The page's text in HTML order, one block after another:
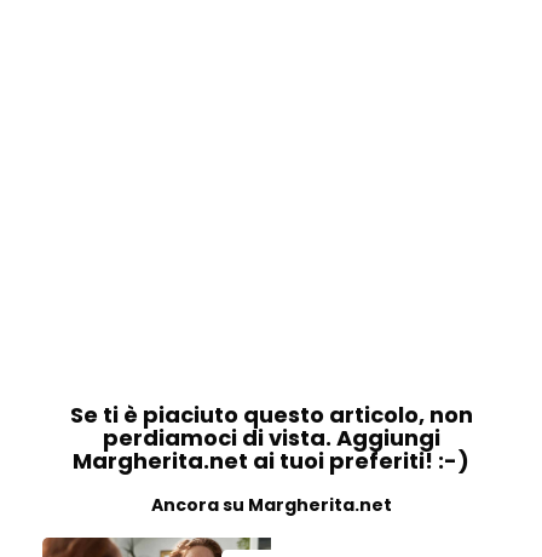
Se ti è piaciuto questo articolo, non
perdiamoci di vista. Aggiungi
Margherita.net ai tuoi preferiti! :-)
Ancora su Margherita.net